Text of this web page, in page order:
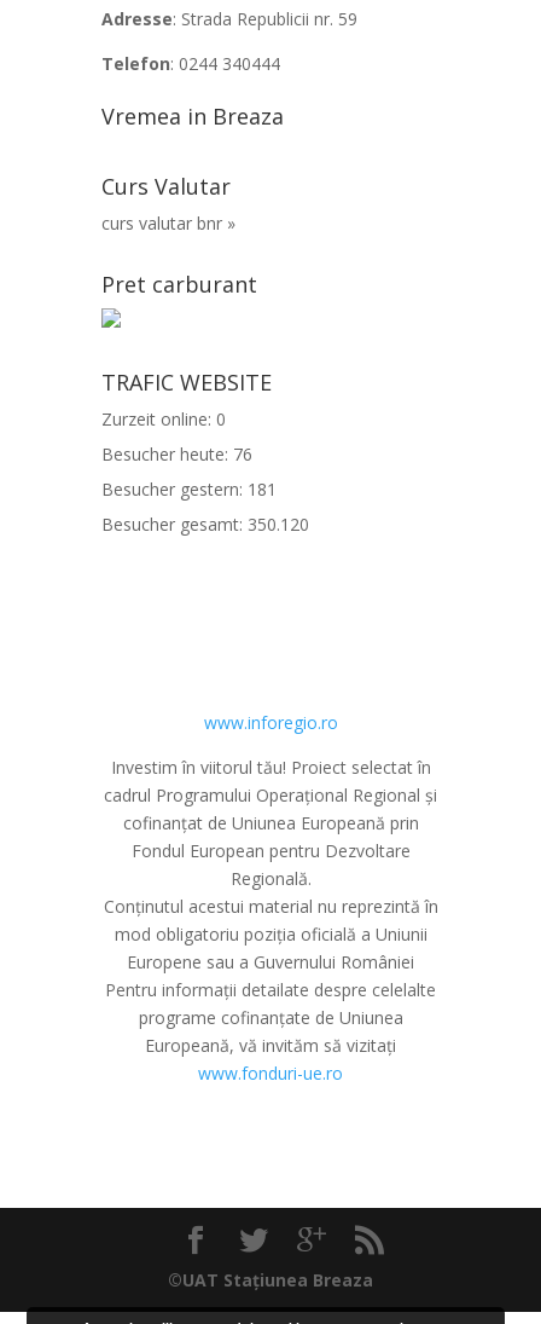
Adresse: Strada Republicii nr. 59
Telefon: 0244 340444
Vremea in Breaza
Curs Valutar
curs valutar bnr »
Pret carburant
TRAFIC WEBSITE
Zurzeit online: 0
Besucher heute: 76
Besucher gestern: 181
Besucher gesamt: 350.120
www.inforegio.ro
Investim în viitorul tău! Proiect selectat în
cadrul Programului Operațional Regional și
cofinanțat de Uniunea Europeană prin
Fondul European pentru Dezvoltare
Regională.
Conținutul acestui material nu reprezintă în
mod obligatoriu poziția oficială a Uniunii
Europene sau a Guvernului României
Pentru informații detailate despre celelalte
programe cofinanțate de Uniunea
Europeană, vă invităm să vizitați
www.fonduri-ue.ro
©UAT Stațiunea Breaza